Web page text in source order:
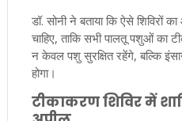
डॉ. सोनी ने बताया कि ऐसे शिविरों
चाहिए, ताकि सभी पालतू पशुओं का
न केवल पशु सुरक्षित रहेंगे, बल्कि
होगा।
टीकाकरण शिविर में